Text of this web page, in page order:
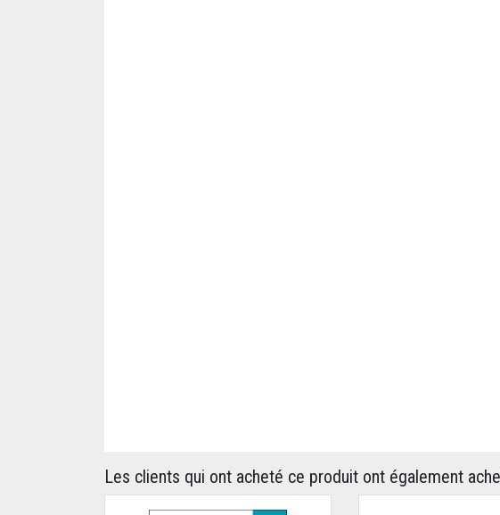
Les clients qui ont acheté ce produit ont également